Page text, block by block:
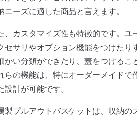
ニーズに適した商品と言えます。
、カスタマイズ性も特徴的です。
セサリやオプション機能をつけたり
かい分類ができたり、蓋をつけるこ
らの機能は、特にオーダーメイド
設計が可能です。
製プルアウトバスケットは、収納